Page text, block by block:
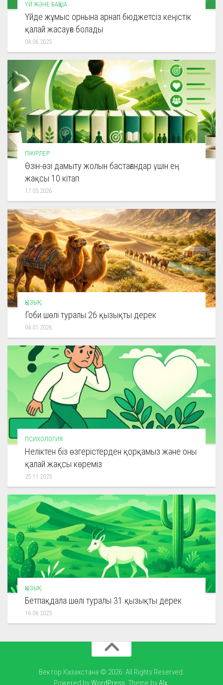
ҮЙ ЖӘНЕ БАҚША
Үйде жұмыс орнына арнап бюджетсіз кеңістік
қалай жасауға болады
04.06.2025
ПІКІРЛЕР
Өзін-өзі дамыту жолын бастағандар үшін ең
жақсы 10 кітап
17.05.2026
ҚЫЗЫҚ
Гоби шөлі туралы 26 қызықты дерек
04.01.2026
ПСИХОЛОГИЯ
Неліктен біз өзгерістерден қорқамыз және оны
қалай жақсы көреміз
25.11.2025
ҚЫЗЫҚ
Бетпақдала шөлі туралы 31 қызықты дерек
16.06.2025
Вектор Казахстана © 2026. All Rights Reserved.
Powered byWordPress . Theme byAlx